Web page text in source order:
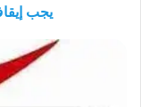
يجب